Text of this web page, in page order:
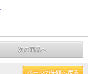
次の商品へ
ページの先頭へ戻る